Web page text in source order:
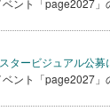
ント「page2027」
タービジュアル公募
ント「page2027」